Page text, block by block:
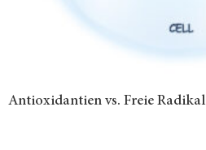
Antioxidantien vs. Freie Radikal